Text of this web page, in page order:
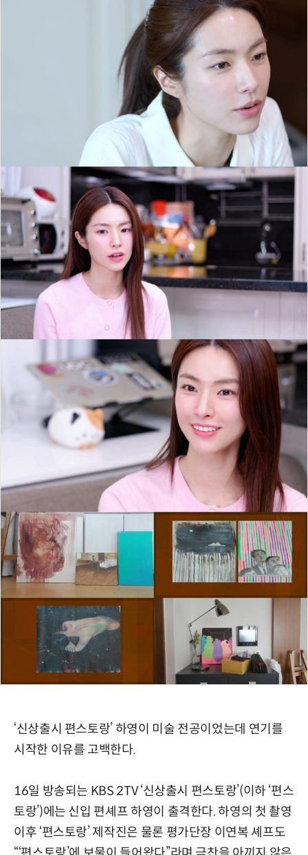
‘신상출시 편스토랑’ 하영이 미술 전공이었는데 연기를
시작한 이유를 고백한다.
16일 방송되는 KBS 2TV ‘신상출시 편스토랑’(이하 ‘편스
토랑’)에는 신입 편셰프 하영이 출격한다. 하영의 첫 촬영
이후 ‘편스토랑’ 제작진은 물론 평가단장 이연복 셰프도